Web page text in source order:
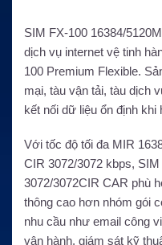
SIM FX-100 16384/
dịch vụ internet vệ tinh
100 Premium Flexible.
mại, tàu vận tải, tàu dịch
kết nối dữ liệu ổn định khi
Với tốc độ tối đa MIR
CIR 3072/3072 kbps,
3072/3072CIR CAR phù
thông cao hơn nhóm gói
nhu cầu như email công
vận hành, giám sát kỹ